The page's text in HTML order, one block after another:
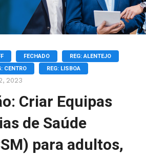
FECHADO
REG: ALENTEJO
CENTRO
REG: LISBOA
2023
Criar Equipas
de Saúde
para adultos,